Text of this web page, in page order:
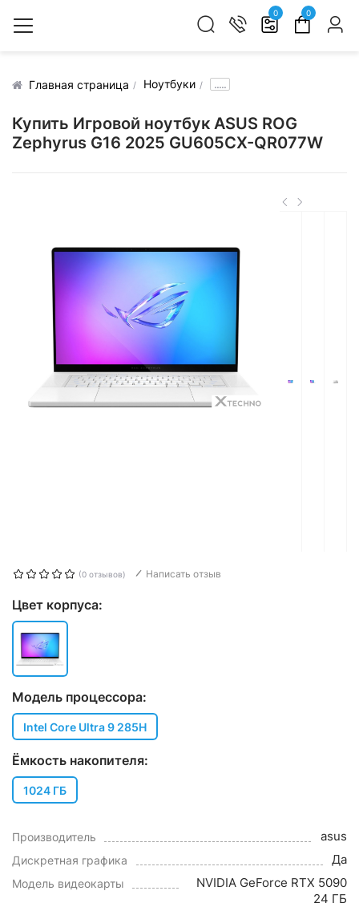
0 0
Главная страница Ноутбуки .....
Купить Игровой ноутбук ASUS ROG
Zephyrus G16 2025 GU605CX-QR077W
(0 отзывов) Написать отзыв
Цвет корпуса:
Модель процессора:
Intel Core Ultra 9 285H
Ёмкость накопителя:
1024 ГБ
Производитель asus
Дискретная графика Да
Модель видеокарты
NVIDIA GeForce RTX 5090
24 ГБ